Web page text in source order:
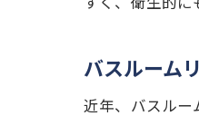
バスルーム
近年、バスルー